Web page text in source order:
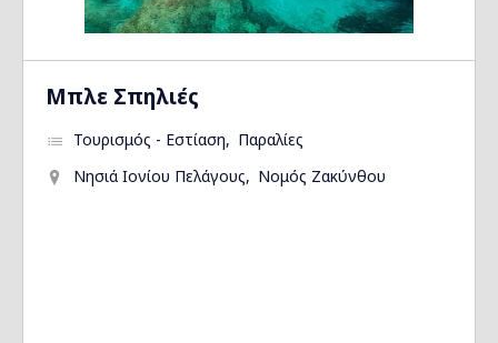
Μπλε Σπηλιές
Τουρισμός - Εστίαση
Παραλίες
Νησιά Ιονίου Πελάγους
Νομός Ζακύνθου